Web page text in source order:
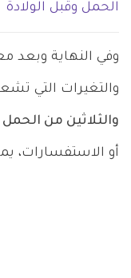
الحمل وقبل الولادة
وفي النهاية وبعد
والتغيرات التي
والثلاثين من الحمل
أو الاستفسارات،